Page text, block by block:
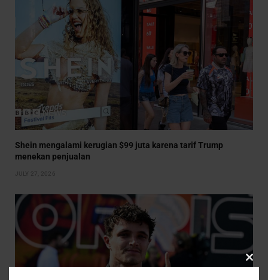
Shein mengalami kerugian $99 juta karena tarif Trump
menekan penjualan
JULY 27, 2026